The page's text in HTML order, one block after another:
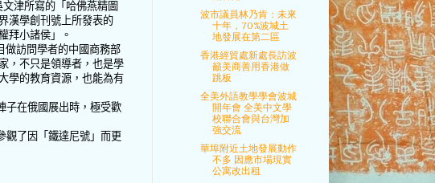
津所寫的「哈佛燕精圖
漢學創刊號上所發表的
拜小諸侯」。
做訪問學者的中國商務部
，不只是領導者，也是學
學的教育資源，也能為有
子在俄國展出時，極受歡
觀了因「鐵達尼號」而更
波市議員林乃肯：未來
十年，70%波城土
地發展在第二區
香港經貿處新處長訪波
籲美商善用香港做
跳板
全美外語教學學會波城
開年會 全美中文學
校聯合會與台灣加
強交流
華埠附近土地發展動作
不多 因應市場現實
公寓改出租